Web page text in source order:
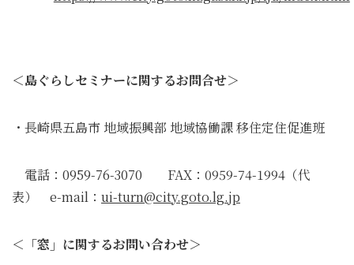
＜島ぐらしセミナーに関するお問合せ＞
・長崎県五島市 地域振興部 地域協働課 移住定住促進班
電話：0959-76-3070 FAX：0959-74-1994（代
表） e-mail： ui-turn@city.goto.lg.jp
＜「窓」に関するお問い合わせ＞